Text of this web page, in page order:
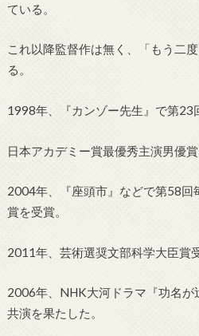
ている。
これ以降監督作は無く、「もう二
る。
1998年、『カンゾー先生』で第23
日本アカデミー賞最優秀主演男優賞
2004年、『座頭市』などで第58回
賞を受賞。
2011年、芸術選奨文部科学大臣賞
2006年、NHK大河ドラマ『功名が
共演を果たした。